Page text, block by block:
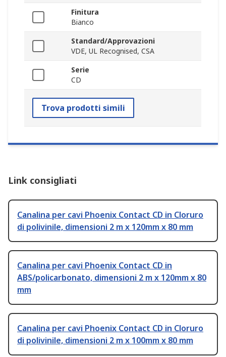
Finitura
Bianco
Standard/Approvazioni
VDE, UL Recognised, CSA
Serie
CD
Trova prodotti simili
Link consigliati
Canalina per cavi Phoenix Contact CD in Cloruro
di polivinile, dimensioni 2 m x 120mm x 80 mm
Canalina per cavi Phoenix Contact CD in
ABS/policarbonato, dimensioni 2 m x 120mm x 80
mm
Canalina per cavi Phoenix Contact CD in Cloruro
di polivinile, dimensioni 2 m x 100mm x 80 mm